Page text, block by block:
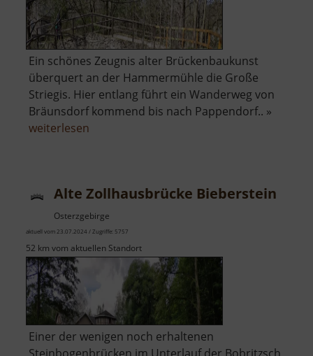
Ein schönes Zeugnis alter Brückenbaukunst
überquert an der Hammermühle die Große
Striegis. Hier entlang führt ein Wanderweg von
Bräunsdorf kommend bis nach Pappendorf.. »
weiterlesen
Alte Zollhausbrücke Bieberstein
Osterzgebirge
aktuell vom 23.07.2024 / Zugriffe: 5757
52 km vom aktuellen Standort
Einer der wenigen noch erhaltenen